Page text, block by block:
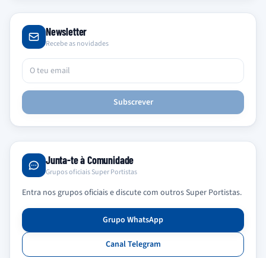
Newsletter
Recebe as novidades
Subscrever
Junta-te à Comunidade
Grupos oficiais Super Portistas
Entra nos grupos oficiais e discute com outros Super Portistas.
Grupo WhatsApp
Canal Telegram